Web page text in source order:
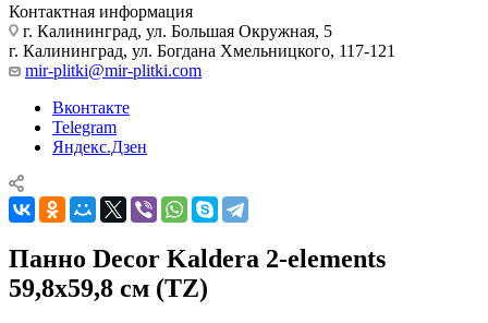
Контактная информация
г. Калининград, ул. Большая Окружная, 5
г. Калининград, ул. Богдана Хмельницкого, 117-121
mir-plitki@mir-plitki.com
Вконтакте
Telegram
Яндекс.Дзен
Панно Decor Kaldera 2-elements
59,8x59,8 см (TZ)